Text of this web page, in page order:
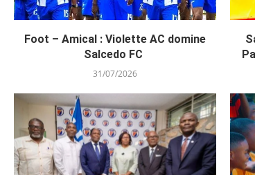
Foot – Amical : Violette AC domine
Salcedo FC
31/07/2026